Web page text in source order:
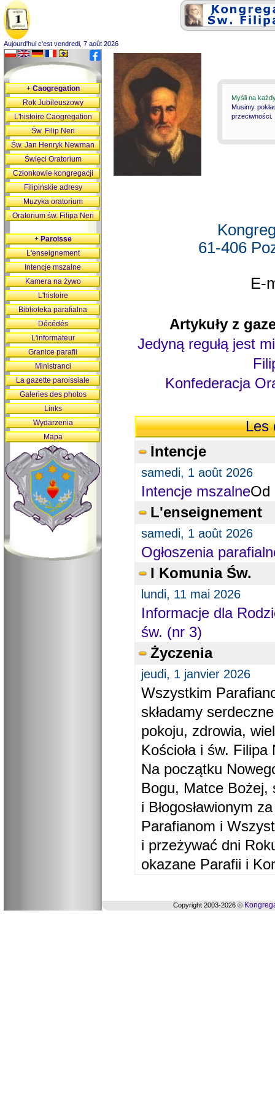
Aujourd'hui c'est vendredi, 7 août 2026
Myśli na
Musimy
przeciwności.
61-406
E-
Artykuły z
Jedyną regułą jest
Konfederacja
Les
Intencje
samedi, 1 août 2026
Intencje mszalneOd
L'enseignement
samedi, 1 août 2026
Ogłoszenia
I Komunia Św.
lundi, 11 mai 2026
Informacje dla
św. (nr 3)
Życzenia
jeudi, 1 janvier 2026
Wszystkim
składamy
pokoju, zdrowia,
Kościoła i św. Filipa
Na początku
Bogu, Matce Bożej,
i Błogosławionym
Parafianom i
i przeżywać dni
okazane Parafii i
+Caogregation
Rok Jubileuszowy
L'histoire Caogregation
Św. Filip Neri
Św. Jan Henryk Newman
Święci Oratorium
Członkowie kongregacji
Filipińskie adresy
Muzyka oratorium
Oratorium św. Filipa Neri
+Paroisse
L'enseignement
Intencje mszalne
Kamera na żywo
L'histoire
Biblioteka parafialna
Décédés
L'informateur
Granice parafii
Ministranci
La gazette paroissiale
Galeries des photos
Links
Wydarzenia
Mapa
Copyright 2003-2026 ©